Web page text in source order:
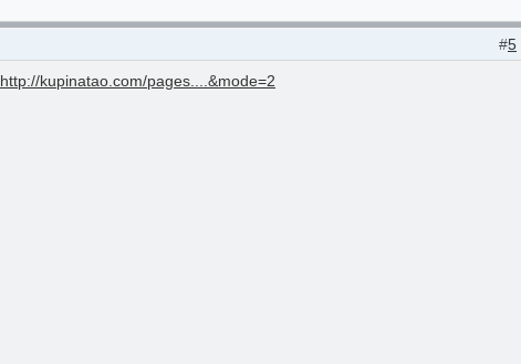
#5
http://kupinatao.com/pages....&mode=2